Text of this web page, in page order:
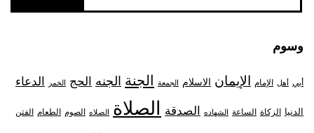
وسوم
أبي أهل الإمام الإيمان الاسلام الجمعة الجنة الجنه الحج الخمر الدعاء
الدنيا الزكاة الساعة الشهاده الصدقة الصلاة الصلاه الصوم الطعام الفتن